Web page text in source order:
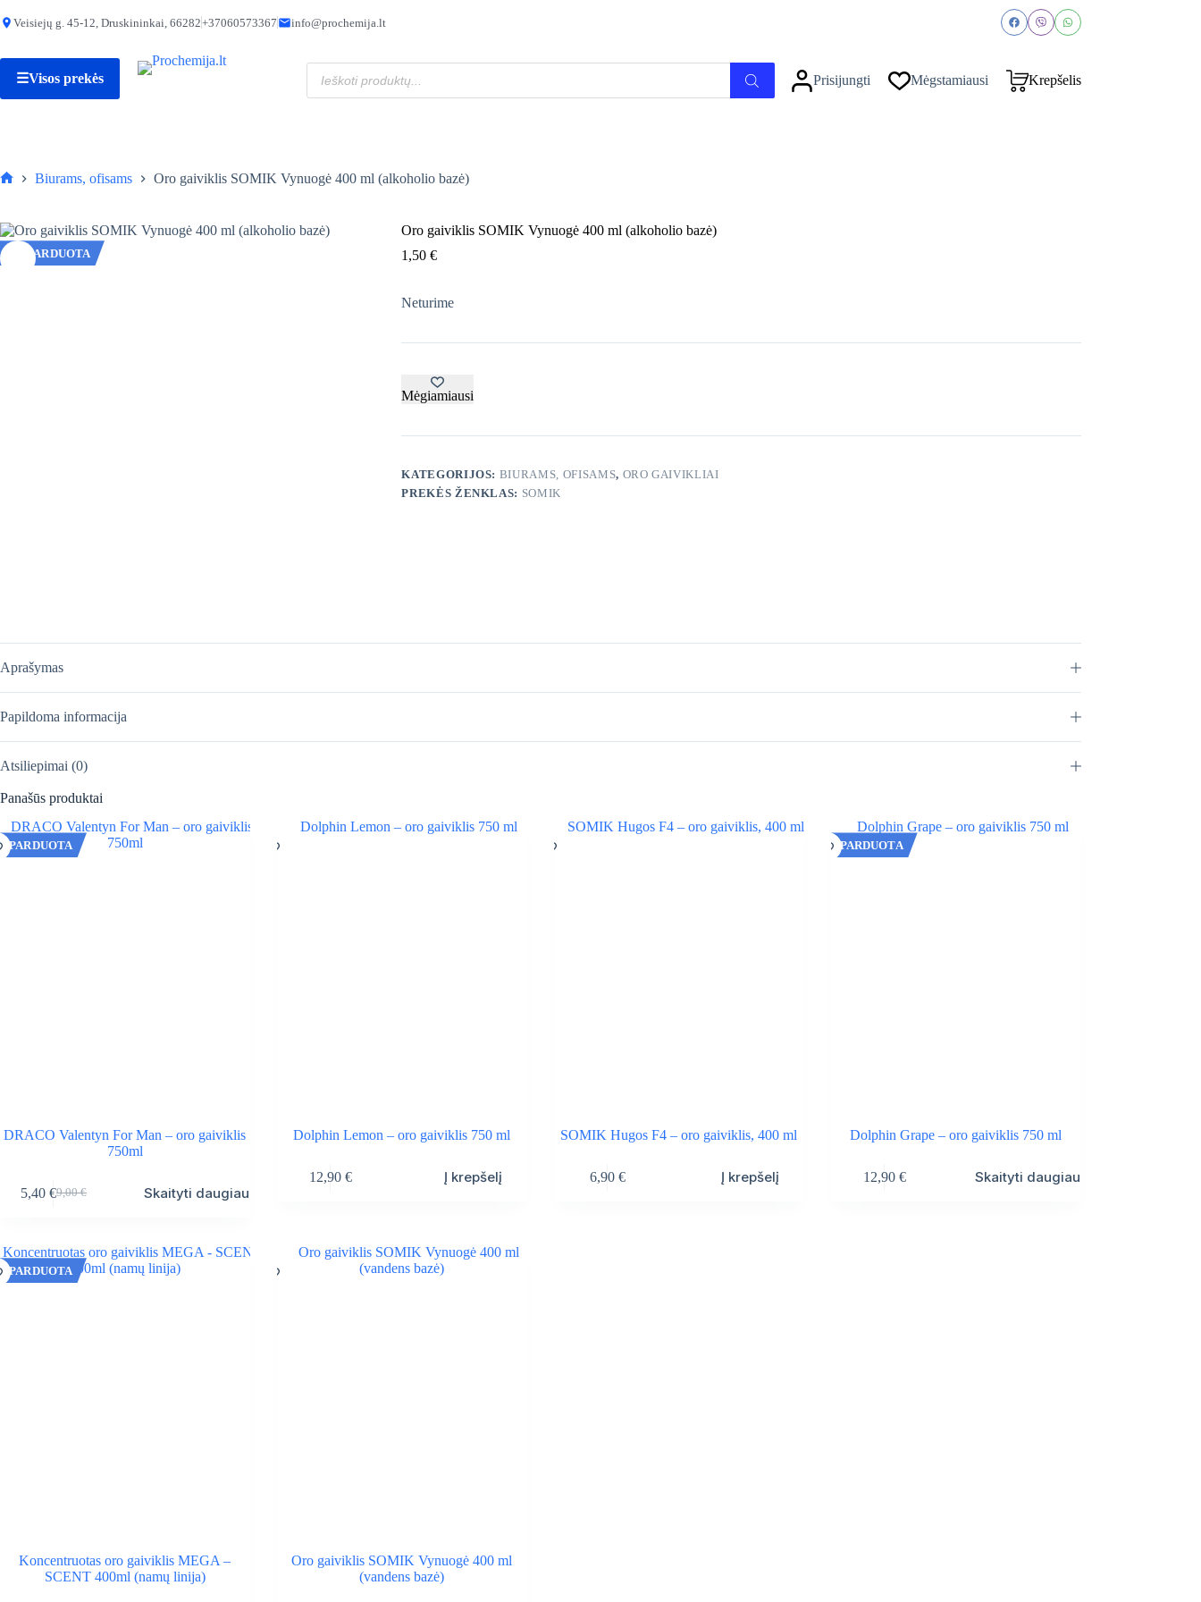
to Veisiejų g. 45-12, Druskininkai, 66282+37060573367 info@prochemija.lt
☰Visos prekės
Produktų
paieška
Prisijungti Mėgstamiausi Krepšelis
Biurams, ofisams Oro gaiviklis SOMIK Vynuogė 400 ml (alkoholio bazė)
IŠPARDUOTA
Oro gaiviklis SOMIK Vynuogė 400 ml (alkoholio bazė)
1,50€
Neturime
Mėgiamiausi
KATEGORIJOS: BIURAMS, OFISAMS, ORO GAIVIKLIAI
PREKĖS ŽENKLAS: SOMIK
Aprašymas
Papildoma informacija
Atsiliepimai (0)
Panašūs produktai
DRACO Valentyn For Man – oro gaiviklis
750ml
9,00€
Original
9,00 €.
5,40 €Current
5,40 €.
Skaityti daugiau
Dolphin Lemon – oro gaiviklis 750 ml
12,90 € Į krepšelį
SOMIK Hugos F4 – oro gaiviklis, 400 ml
6,90 € Į krepšelį
IŠPARDUOTA
Dolphin Grape – oro gaiviklis 750 ml
12,90 € Skaityti daugiau
Koncentruotas oro gaiviklis MEGA –
SCENT 400ml (namų linija)
Oro gaiviklis SOMIK Vynuogė 400 ml
(vandens bazė)